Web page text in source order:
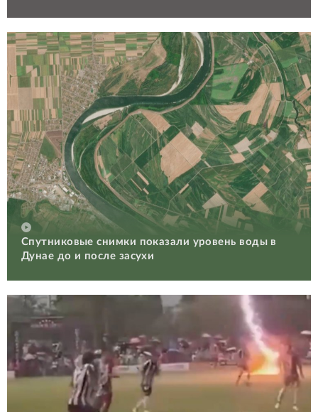
Спутниковые снимки показали уровень воды в
Дунае до и после засухи